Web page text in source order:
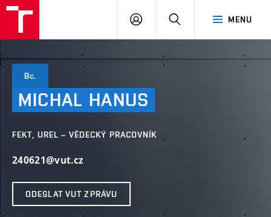
MENU
PŘIHLÁSIT
Bc.
MICHAL HANUS
FEKT, UREL – VĚDECKÝ PRACOVNÍK
240621@vut.cz
ODESLAT VUT ZPRÁVU